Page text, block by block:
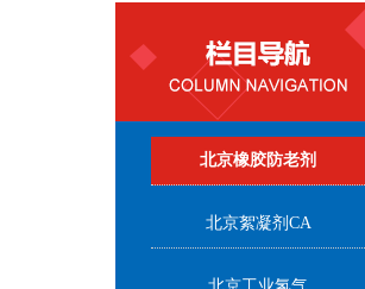
北京橡胶防老剂
北京絮凝剂CA